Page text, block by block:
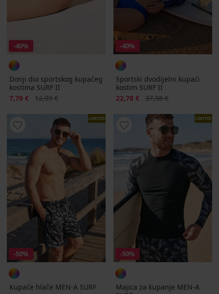
-40%
Donji dio sportskog kupaćeg
kostima SURF II
Popust
7,79 € Prvobitna cijena
12,99 €
-40%
Sportski dvodijelni kupaći
kostim SURF II
Popust
22,78 € Prvobitna cijena
37,98 €
LIMITED
-50%
Kupaće hlače MEN-A SURF
LIMITED
-50%
Majica za kupanje MEN-A